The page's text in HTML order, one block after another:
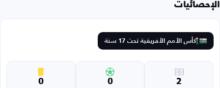
الإحصائيات
كأس الأمم الأفريقية تحت 17 سنة
2
0
0